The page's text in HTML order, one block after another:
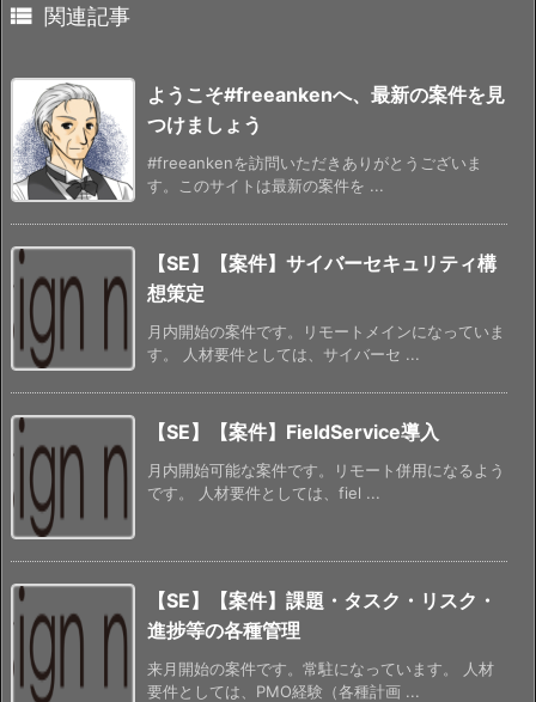
 関連記事
ようこそ#freeankenへ、最新の案件を見
つけましょう
#freeankenを訪問いただきありがとうございま
す。このサイトは最新の案件を ...
【SE】【案件】サイバーセキュリティ構
想策定
月内開始の案件です。リモートメインになっていま
す。 人材要件としては、サイバーセ ...
【SE】【案件】FieldService導入
月内開始可能な案件です。リモート併用になるよう
です。 人材要件としては、fiel ...
【SE】【案件】課題・タスク・リスク・
進捗等の各種管理
来月開始の案件です。常駐になっています。 人材
要件としては、PMO経験（各種計画 ...